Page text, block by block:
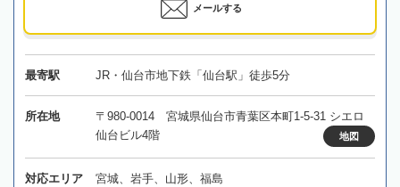
メールする
最寄駅 JR・仙台市地下鉄「仙台駅」徒歩5分
所在地
〒980-0014 宮城県仙台市青葉区本町1-5-31 シエロ
仙台ビル4階
地図
対応エリア 宮城、岩手、山形、福島